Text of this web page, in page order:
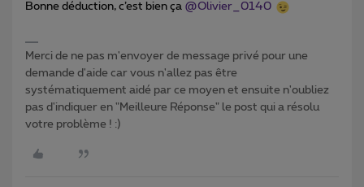
Bonne déduction, c’est bien ça @Olivier_0140
Merci de ne pas m'envoyer de message privé pour une
demande d'aide car vous n'allez pas être
systématiquement aidé par ce moyen et ensuite n'oubliez
pas d'indiquer en "Meilleure Réponse" le post qui a résolu
votre problème ! :)